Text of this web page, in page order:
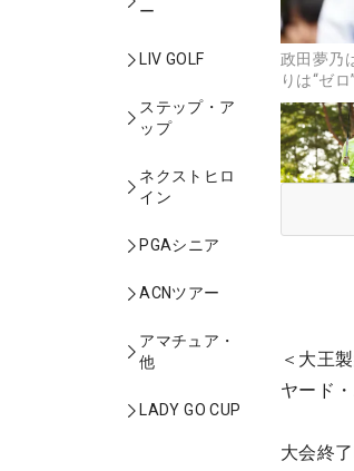
ー
LIV GOLF
ステップ・ア
ップ
ネクストヒロ
イン
PGAシニア
ACNツアー
アマチュア・
他
LADY GO CUP
政田夢乃
りは“ゼ
＜大王
ヤード
大会終